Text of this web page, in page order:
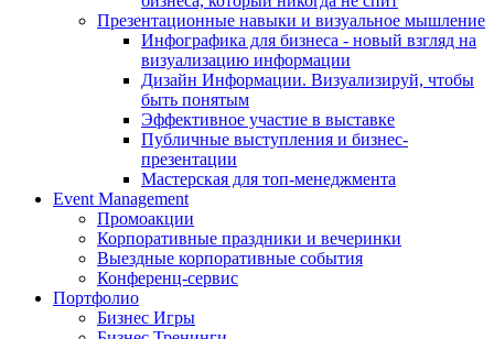
Презентационные навыки и визуальное мышление
Инфографика для бизнеса - новый взгляд на
визуализацию информации
Дизайн Информации. Визуализируй, чтобы
быть понятым
Эффективное участие в выставке
Публичные выступления и бизнес-
презентации
Мастерская для топ-менеджмента
Event Management
Промоакции
Корпоративные праздники и вечеринки
Выездные корпоративные события
Конференц-сервис
Портфолио
Бизнес Игры